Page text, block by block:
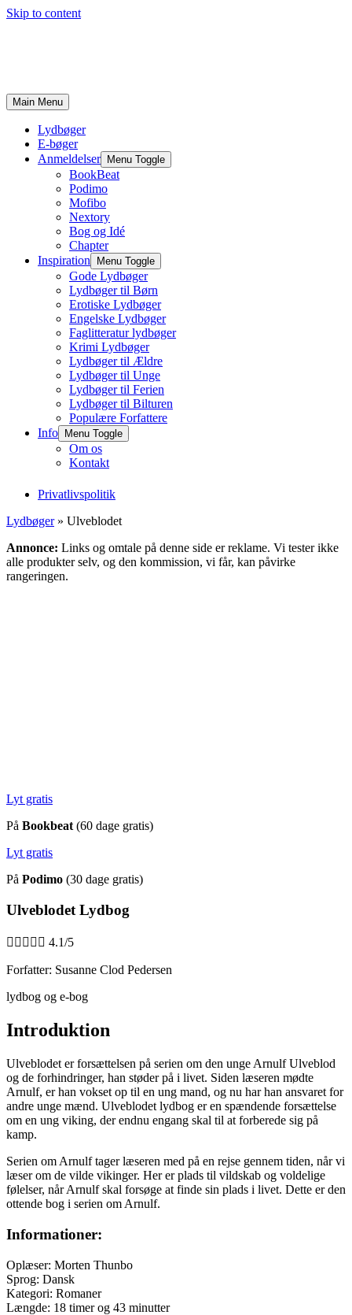
Skip to content
Main Menu
Lydbøger
E-bøger
Anmeldelser
Menu Toggle
BookBeat
Podimo
Mofibo
Nextory
Bog og Idé
Chapter
Inspiration
Menu Toggle
Gode Lydbøger
Lydbøger til Børn
Erotiske Lydbøger
Engelske Lydbøger
Faglitteratur lydbøger
Krimi Lydbøger
Lydbøger til Ældre
Lydbøger til Unge
Lydbøger til Ferien
Lydbøger til Bilturen
Populære Forfattere
Info
Menu Toggle
Om os
Kontakt
Privatlivspolitik
Lydbøger» Ulveblodet
Annonce: Links og omtale på denne side er reklame. Vi tester ikke
alle produkter selv, og den kommission, vi får, kan påvirke
rangeringen.
Lyt gratis
På Bookbeat (60 dage gratis)
Lyt gratis
På Podimo (30 dage gratis)
Ulveblodet Lydbog
     4.1/5
Forfatter: Susanne Clod Pedersen
lydbog og e-bog
Introduktion
Ulveblodet er forsættelsen på serien om den unge Arnulf Ulveblod
og de forhindringer, han støder på i livet. Siden læseren mødte
Arnulf, er han vokset op til en ung mand, og nu har han ansvaret for
andre unge mænd. Ulveblodet lydbog er en spændende forsættelse
om en ung viking, der endnu engang skal til at forberede sig på
kamp.
Serien om Arnulf tager læseren med på en rejse gennem tiden, når vi
læser om de vilde vikinger. Her er plads til vildskab og voldelige
følelser, når Arnulf skal forsøge at finde sin plads i livet. Dette er den
ottende bog i serien om Arnulf.
Informationer:
Oplæser: Morten Thunbo
Sprog: Dansk
Kategori: Romaner
Længde: 18 timer og 43 minutter